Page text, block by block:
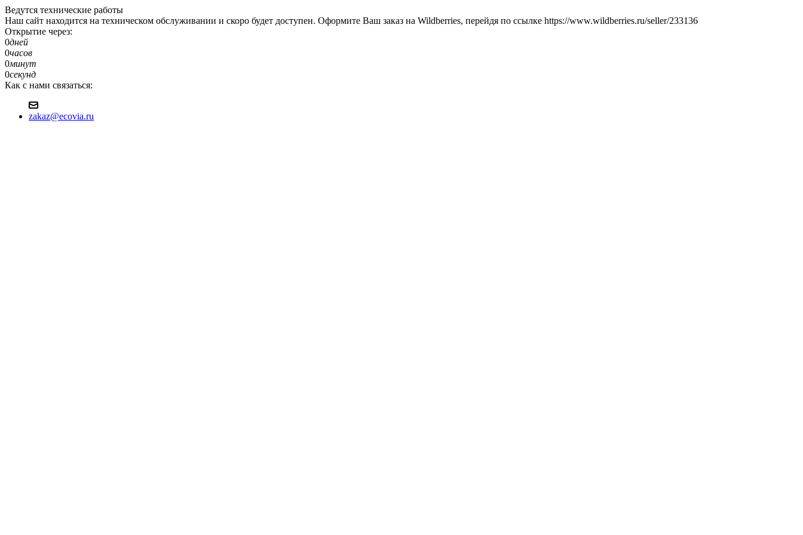
Ведутся технические работы
Наш сайт находится на техническом обслуживании и скоро будет доступен. Оформите Ваш заказ на Wildberries, перейдя по ссылке https://www.wildberries.ru/seller/233136
Открытие через:
0дней
0часов
0минут
0секунд
Как с нами связаться:
zakaz@ecovia.ru